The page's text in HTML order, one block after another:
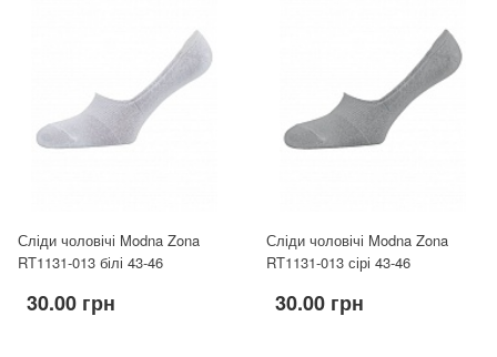
Сліди чоловічі Modna Zona
RT1131-013 білі 43-46
30.00 грн
Сліди чоловічі Modna Zona
RT1131-013 сірі 43-46
30.00 грн